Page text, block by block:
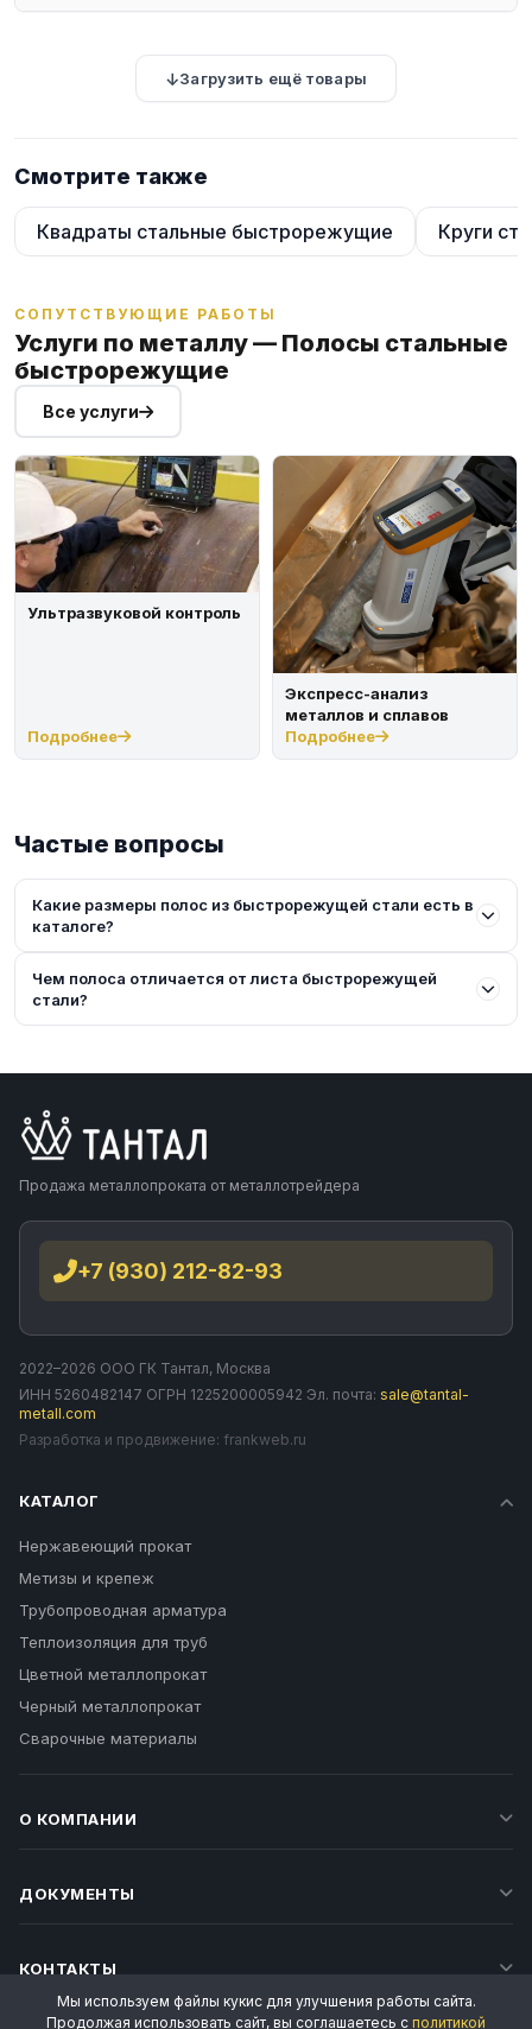
Загрузить ещё товары
Смотрите также
Квадраты стальные быстрорежущие Круги
СОПУТСТВУЮЩИЕ РАБОТЫ
Услуги по металлу — Полосы стальные
быстрорежущие
Все услуги
Ультразвуковой контроль
Подробнее
Экспресс-анализ
металлов и сплавов
Подробнее
Частые вопросы
Какие размеры полос из быстрорежущей стали есть в
каталоге?
Чем полоса отличается от листа быстрорежущей
стали?
Продажа металлопроката от металлотрейдера
+7 (930) 212-82-93
2022–2026 ООО ГК Тантал, Москва
ИНН 5260482147 ОГРН 1225200005942 Эл. почта: sale@tantal-
metall.com
Разработка и продвижение: frankweb.ru
КАТАЛОГ
Нержавеющий прокат
Метизы и крепеж
Трубопроводная арматура
Теплоизоляция для труб
Цветной металлопрокат
Черный металлопрокат
Сварочные материалы
О КОМПАНИИ
ДОКУМЕНТЫ
КОНТАКТЫ
Мы используем файлы кукис для улучшения работы сайта.
Продолжая использовать сайт, вы соглашаетесь с политикой